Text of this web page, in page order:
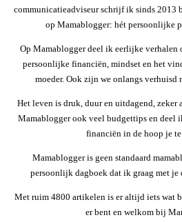
communicatieadviseur schrijf ik sinds 2013
op Mamablogger: hét persoonlijke
Op Mamablogger deel ik eerlijke verhalen
persoonlijke financiën, mindset en het
moeder. Ook zijn we onlangs verhuisd
Het leven is druk, duur en uitdagend, zeker
Mamablogger ook veel budgettips en deel
financiën in de hoop je te
Mamablogger is geen standaard
persoonlijk dagboek dat ik graag met je
Met ruim 4800 artikelen is er altijd iets wat
er bent en welkom bij